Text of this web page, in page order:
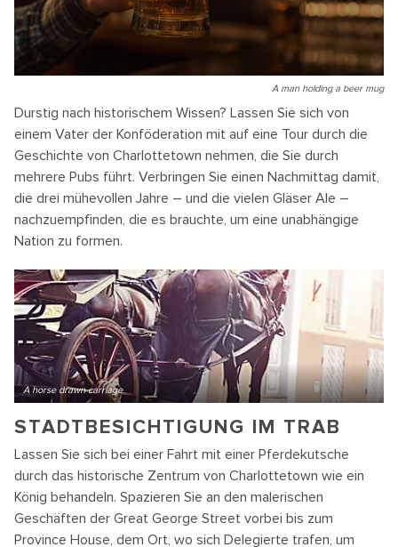
A man holding a beer mug
Durstig nach historischem Wissen? Lassen Sie sich von
einem Vater der Konföderation mit auf eine Tour durch die
Geschichte von Charlottetown nehmen, die Sie durch
mehrere Pubs führt. Verbringen Sie einen Nachmittag damit,
die drei mühevollen Jahre – und die vielen Gläser Ale –
nachzuempfinden, die es brauchte, um eine unabhängige
Nation zu formen.
A horse drawn carriage
STADTBESICHTIGUNG IM TRAB
Lassen Sie sich bei einer Fahrt mit einer Pferdekutsche
durch das historische Zentrum von Charlottetown wie ein
König behandeln. Spazieren Sie an den malerischen
Geschäften der Great George Street vorbei bis zum
Province House, dem Ort, wo sich Delegierte trafen, um